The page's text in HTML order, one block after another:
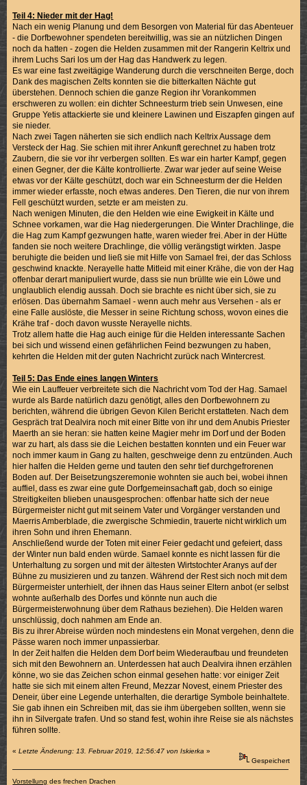
Teil 4: Nieder mit der Hag!
Nach ein wenig Planung und dem Besorgen von Material für das Abenteuer
- die Dorfbewohner spendeten bereitwillig, was sie an nützlichen Dingen
noch da hatten - zogen die Helden zusammen mit der Rangerin Keltrix und
ihrem Luchs Sari los um der Hag das Handwerk zu legen.
Es war eine fast zweitägige Wanderung durch die verschneiten Berge, doch
Dank des magischen Zelts konnten sie die bitterkalten Nächte gut
überstehen. Dennoch schien die ganze Region ihr Vorankommen
erschweren zu wollen: ein dichter Schneesturm trieb sein Unwesen, eine
Gruppe Yetis attackierte sie und kleinere Lawinen und Eiszapfen gingen auf
sie nieder.
Nach zwei Tagen näherten sie sich endlich nach Keltrix Aussage dem
Versteck der Hag. Sie schien mit ihrer Ankunft gerechnet zu haben trotz
Zaubern, die sie vor ihr verbergen sollten. Es war ein harter Kampf, gegen
einen Gegner, der die Kälte kontrollierte. Zwar war jeder auf seine Weise
etwas vor der Kälte geschützt, doch war ein Schneesturm der die Helden
immer wieder erfasste, noch etwas anderes. Den Tieren, die nur von ihrem
Fell geschützt wurden, setzte er am meisten zu.
Nach wenigen Minuten, die den Helden wie eine Ewigkeit in Kälte und
Schnee vorkamen, war die Hag niedergerungen. Die Winter Drachlinge, die
die Hag zum Kampf gezwungen hatte, waren wieder frei. Aber in der Hütte
fanden sie noch weitere Drachlinge, die völlig verängstigt wirkten. Jaspe
beruhigte die beiden und ließ sie mit Hilfe von Samael frei, der das Schloss
geschwind knackte. Nerayelle hatte Mitleid mit einer Krähe, die von der Hag
offenbar derart manipuliert wurde, dass sie nun brüllte wie ein Löwe und
unglaublich elendig aussah. Doch sie brachte es nicht über sich, sie zu
erlösen. Das übernahm Samael - wenn auch mehr aus Versehen - als er
eine Falle auslöste, die Messer in seine Richtung schoss, wovon eines die
Krähe traf - doch davon wusste Nerayelle nichts.
Trotz allem hatte die Hag auch einige für die Helden interessante Sachen
bei sich und wissend einen gefährlichen Feind bezwungen zu haben,
kehrten die Helden mit der guten Nachricht zurück nach Wintercrest.
Teil 5: Das Ende eines langen Winters
Wie ein Lauffeuer verbreitete sich die Nachricht vom Tod der Hag. Samael
wurde als Barde natürlich dazu genötigt, alles den Dorfbewohnern zu
berichten, während die übrigen Gevon Kilen Bericht erstatteten. Nach dem
Gespräch trat Dealvira noch mit einer Bitte von ihr und dem Anubis Priester
Maerth an sie heran: sie hatten keine Magier mehr im Dorf und der Boden
war zu hart, als dass sie die Leichen bestatten konnten und ein Feuer war
noch immer kaum in Gang zu halten, geschweige denn zu entzünden. Auch
hier halfen die Helden gerne und tauten den sehr tief durchgefrorenen
Boden auf. Der Beisetzungszeremonie wohnten sie auch bei, wobei ihnen
auffiel, dass es zwar eine gute Dorfgemeinsachaft gab, doch so einige
Streitigkeiten blieben unausgesprochen: offenbar hatte sich der neue
Bürgermeister nicht gut mit seinem Vater und Vorgänger verstanden und
Maerris Amberblade, die zwergische Schmiedin, trauerte nicht wirklich um
ihren Sohn und ihren Ehemann.
Anschließend wurde der Toten mit einer Feier gedacht und gefeiert, dass
der Winter nun bald enden würde. Samael konnte es nicht lassen für die
Unterhaltung zu sorgen und mit der ältesten Wirtstochter Aranys auf der
Bühne zu musizieren und zu tanzen. Während der Rest sich noch mit dem
Bürgermeister unterhielt, der ihnen das Haus seiner Eltern anbot (er selbst
wohnte außerhalb des Dorfes und könnte nun auch die
Bürgermeisterwohnung über dem Rathaus beziehen). Die Helden waren
unschlüssig, doch nahmen am Ende an.
Bis zu ihrer Abreise würden noch mindestens ein Monat vergehen, denn die
Pässe waren noch immer unpassierbar.
In der Zeit halfen die Helden dem Dorf beim Wiederaufbau und freundeten
sich mit den Bewohnern an. Unterdessen hat auch Dealvira ihnen erzählen
könne, wo sie das Zeichen schon einmal gesehen hatte: vor einiger Zeit
hatte sie sich mit einem alten Freund, Mezzar Novest, einem Priester des
Deneir, über eine Legende unterhalten, die derartige Symbole beinhaltete.
Sie gab ihnen ein Schreiben mit, das sie ihm übergeben sollten, wenn sie
ihn in Silvergate trafen. Und so stand fest, wohin ihre Reise sie als nächstes
führen sollte.
«Letzte Änderung: 13. Februar 2019, 12:56:47 von Iskierka »
Gespeichert
Vorstellung des frechen Drachen